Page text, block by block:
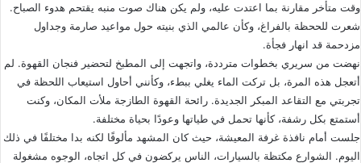
ا
وقت متأخر مقارنة بما اعتدت عليه، ولم يكن هناك صوت منبه يقتحم هدوء الصباح.
شعرت للححظة بالفراغ، وكأن عالمي الذي بنيته حول مواعيد صارمة وجداول
مزدحمة قد انهار فجأة.
نهضت من سريري بخطوات مترددة، واتجهت إلى المطبخ لتحضير فنجان القهوة. لم
أتعجل هذه المرة، بل تركت الماء يغلي ببطء، وكأنني أحاول استيعاب اللحظة في
تجربتي مع التقاعد المبكر الجديدة. رائحة القهوة الطازجة ملأت المكان، وكنت
أستمتع بكل رشفة، كأنها تحمل في طياتها وعودًا بحياة مختلفة.
جلست أمام نافذة غرفة المعيشة، حيث كان المشهد مألوفًا لكنه بدا مختلفًا في ذلك
اليوم. الشوارع مكتظة بالسيارات، الناس يركضون في كل اتجاه، الوجوه مشغولة